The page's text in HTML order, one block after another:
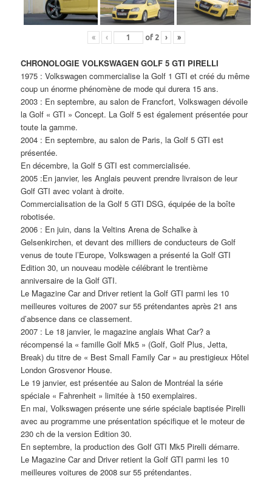
« ‹ of 2 › »
CHRONOLOGIE VOLKSWAGEN GOLF 5 GTI PIRELLI
1975 : Volkswagen commercialise la Golf 1 GTI et créé du même
coup un énorme phénomène de mode qui durera 15 ans.
2003 : En septembre, au salon de Francfort, Volkswagen dévoile
la Golf « GTI » Concept. La Golf 5 est également présentée pour
toute la gamme.
2004 : En septembre, au salon de Paris, la Golf 5 GTI est
présentée.
En décembre, la Golf 5 GTI est commercialisée.
2005 :En janvier, les Anglais peuvent prendre livraison de leur
Golf GTI avec volant à droite.
Commercialisation de la Golf 5 GTI DSG, équipée de la boîte
robotisée.
2006 : En juin, dans la Veltins Arena de Schalke à
Gelsenkirchen, et devant des milliers de conducteurs de Golf
venus de toute l’Europe, Volkswagen a présenté la Golf GTI
Edition 30, un nouveau modèle célébrant le trentième
anniversaire de la Golf GTI.
Le Magazine Car and Driver retient la Golf GTI parmi les 10
meilleures voitures de 2007 sur 55 prétendantes après 21 ans
d’absence dans ce classement.
2007 : Le 18 janvier, le magazine anglais What Car? a
récompensé la « famille Golf Mk5 » (Golf, Golf Plus, Jetta,
Break) du titre de « Best Small Family Car » au prestigieux Hôtel
London Grosvenor House.
Le 19 janvier, est présentée au Salon de Montréal la série
spéciale « Fahrenheit » limitée à 150 exemplaires.
En mai, Volkswagen présente une série spéciale baptisée Pirelli
avec au programme une présentation spécifique et le moteur de
230 ch de la version Edition 30.
En septembre, la production des Golf GTI Mk5 Pirelli démarre.
Le Magazine Car and Driver retient la Golf GTI parmi les 10
meilleures voitures de 2008 sur 55 prétendantes.